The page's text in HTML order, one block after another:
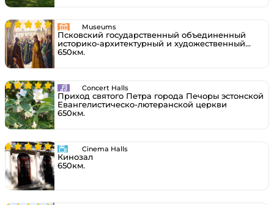
Museums
Псковский государственный объединенный
историко-архитектурный и художественный
музей-заповедник
650км.
Concert Halls
Приход святого Петра города Печоры эстонской
Евангелистическо-лютеранской церкви
650км.
Cinema Halls
Кинозал
650км.